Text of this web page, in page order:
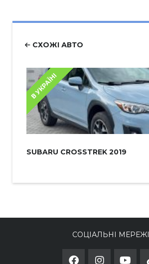
СХОЖІ АВТО
В УКРАЇНІ
SUBARU CROSSTREK 2019
СОЦІАЛЬНІ МЕРЕЖІ